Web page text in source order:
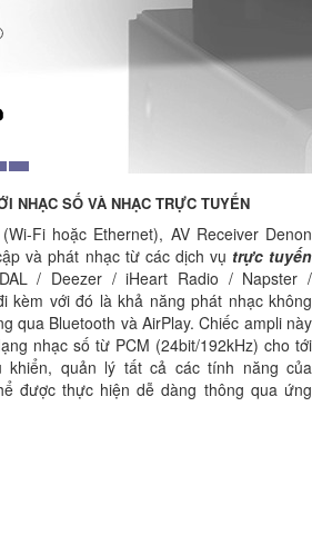
NHẠC SỐ VÀ NHẠC TRỰC TUYẾN
Fi hoặc Ethernet), AV Receiver Denon
và phát nhạc từ các dịch vụ trực tuyến
/ Deezer / iHeart Radio / Napster /
kèm với đó là khả năng phát nhạc không
qua Bluetooth và AirPlay. Chiếc ampli này
nhạc số từ PCM (24bit/192kHz) cho tới
khiển, quản lý tất cả các tính năng của
được thực hiện dễ dàng thông qua ứng